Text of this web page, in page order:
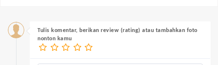
Tulis komentar, berikan review (rating) atau tambahkan foto
nonton kamu